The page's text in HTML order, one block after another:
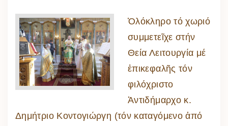
Ὁλόκληρο τό χωριό
συμμετεῖχε στήν
Θεία Λειτουργία μέ
ἐπικεφαλῆς τόν
φιλόχριστο
Ἀντιδήμαρχο κ.
Δημήτριο Κοντογιώργη (τόν καταγόμενο ἀπό